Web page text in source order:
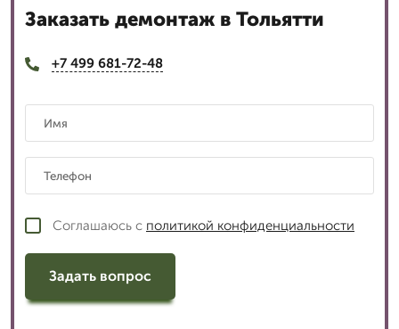
Заказать демонтаж в Тольятти
+7 499 681-72-48
Соглашаюсь с политикой конфиденциальности
Задать вопрос